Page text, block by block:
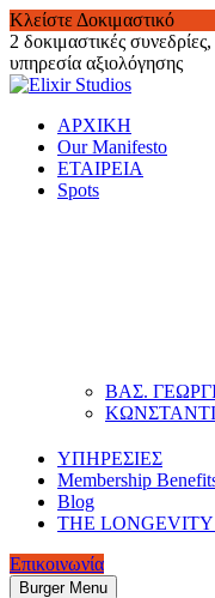
Κλείστε Δοκιμαστικό
2 δοκιμαστικές
υπηρεσία αξιολόγησης
Skip
contentΑΡΧΙΚΗ
Our Manifesto
ΕΤΑΙΡΕΙΑ
Spots
ΒΑΣ.
ΥΠΗΡΕΣΙΕΣ
Membership
Blog
THE LONGEVITY
Επικοινωνία
Burger Menu